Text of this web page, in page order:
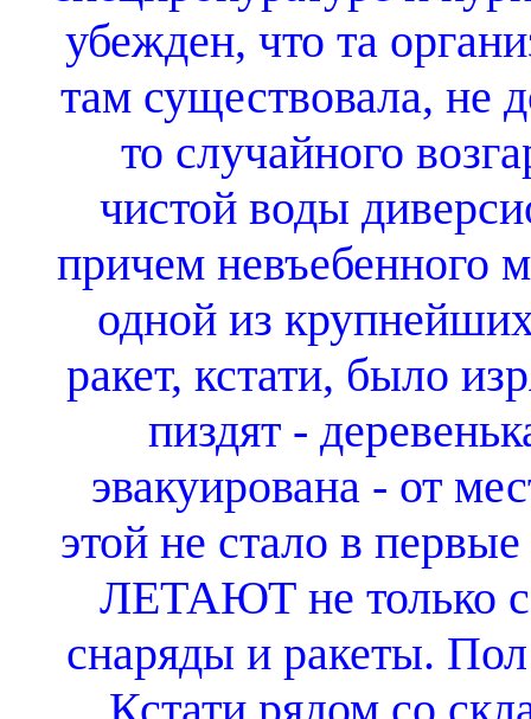
убежден, что та
там существовала, не
то случайного
чистой воды
причем невъебенного
одной из
ракет, кстати, было
пиздят -
эвакуирована - от
этой не стало в
ЛЕТАЮТ не только
снаряды и ракеты.